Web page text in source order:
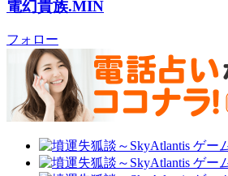
電幻貴族.MIN
フォロー